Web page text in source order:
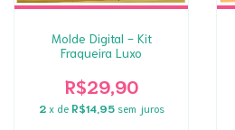
Molde Digital - Kit
Fraqueira Luxo
R$29,90
2 x de R$14,95 sem juros